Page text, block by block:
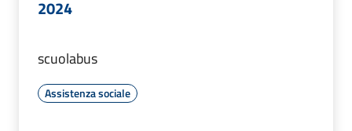
2024
scuolabus
Assistenza sociale